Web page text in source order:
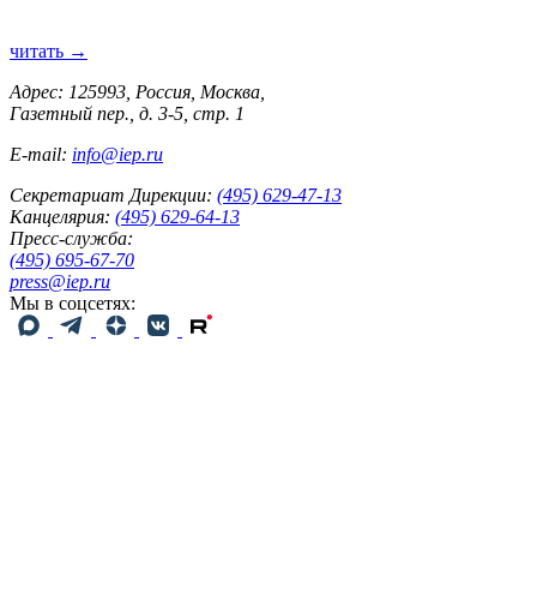
читать →
Адрес: 125993, Россия, Москва,
Газетный пер., д. 3-5, стр. 1
E-mail: info@iep.ru
Секретариат Дирекции: (495) 629-47-13
Канцелярия: (495) 629-64-13
Пресс-служба:
(495) 695-67-70
press@iep.ru
Мы в соцсетях: